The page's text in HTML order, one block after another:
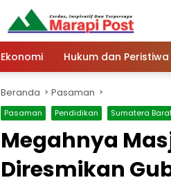
Ekonomi Hukum dan Peristiwa
Beranda Pasaman
Pasaman Pendidikan Sumatera
Megahnya
Diresmikan